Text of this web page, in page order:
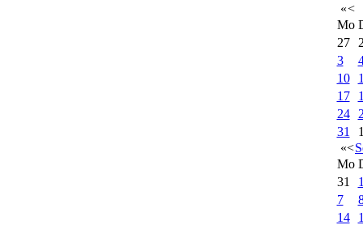
«<
Mo
27
3
10
17
24
31
«<
Mo
31
7
14